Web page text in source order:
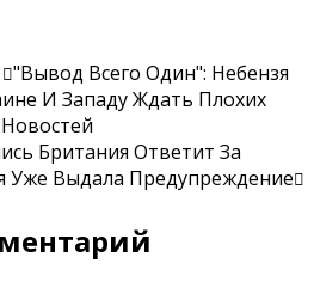
"Вывод Всего Один": Небензя
И Западу Ждать Плохих
Новостей
Британия Ответит За
Уже Выдала Предупреждение